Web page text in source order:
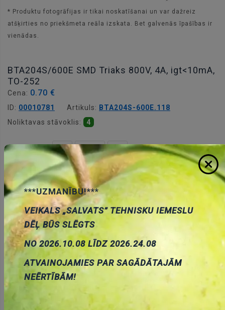
* Produktu fotogrāfijas ir tikai noskatīšanai un var dažreiz
atšķirties no priekšmeta reāla izskata. Bet galvenās īpašības ir
vienādas.
BTA204S/600E SMD Triaks 800V, 4A, igt<10mA,
TO-252
Cena: 0.70 €
ID: 00010781 Artikuls: BTA204S-600E.118
Noliktavas stāvoklis:
4
Daudzums:
Pievienot grozam
Apraksts
APRAKSTS
***UZMANĪBU!***
VEIKALS „SALVATS” TEHNISKU IEMESLU
DĒĻ BŪS SLĒGTS
NO 2026.10.08 LĪDZ 2026.24.08
ATVAINOJAMIES PAR SAGĀDĀTAJĀM
NEĒRTĪBĀM!